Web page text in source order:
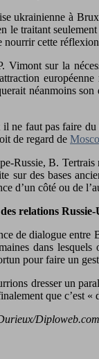
ukrainienne à
le traitant
nourrir cette
Vimont sur la
néanmoins
il ne faut pas faire du
de regard de
Russie, B. Tertrais
sur des bases
d’un côté ou de
relations
de dialogue
dans
pour faire un
dresser un
que c’est «